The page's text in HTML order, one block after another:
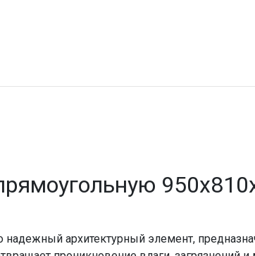
надежный архитектурный элемент,